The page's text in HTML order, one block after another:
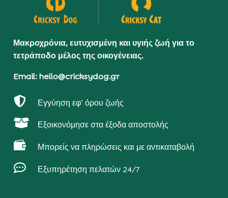
Μακροχρόνια, ευτυχισμένη και υγιής ζωή για το
τετράποδο μέλος της οικογένειας.
Email: hello@cricksydog.gr
 Εγγύηση εφ’ όρου ζωής
 Εξοικονόμησε στα έξοδα αποστολής
 Μπορείς να πληρώσεις και με αντικαταβολή
 Εξυπηρέτηση πελατών 24/7